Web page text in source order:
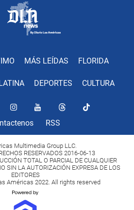
MÁS LEÍDAS FLORIDA
DEPORTES CULTURA
RSS
Multimedia Group LLC.
RESERVADOS 2016-06-13
TOTAL O PARCIAL DE CUALQUIER
SIN LA AUTORIZACIÓN EXPRESA DE LOS
EDITORES
Américas 2022. All rights reserved